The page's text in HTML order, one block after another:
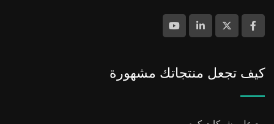
كيف تجعل منتجاتك مشهورة